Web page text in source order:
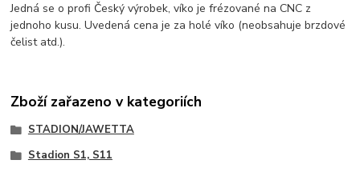
Jedná se o profi Český výrobek, víko je frézované na CNC z
jednoho kusu. Uvedená cena je za holé víko (neobsahuje brzdové
čelist atd.).
Zboží zařazeno v kategoriích
STADION/JAWETTA
Stadion S1, S11